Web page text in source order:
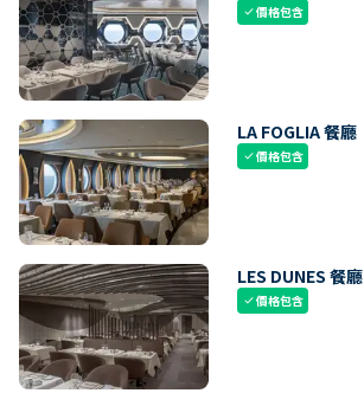
check價格包含
LA FOGLIA 餐廳
check價格包含
LES DUNES 餐廳
check價格包含